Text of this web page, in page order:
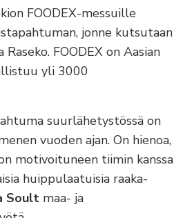
FOODEX-messuille
jonne kutsutaan
FOODEX on Aasian
yli 3000
suurlähetystössä on
vuoden ajan. On hienoa,
motivoituneen tiimin kanssa
huippulaatuisia raaka-
Soult maa- ja